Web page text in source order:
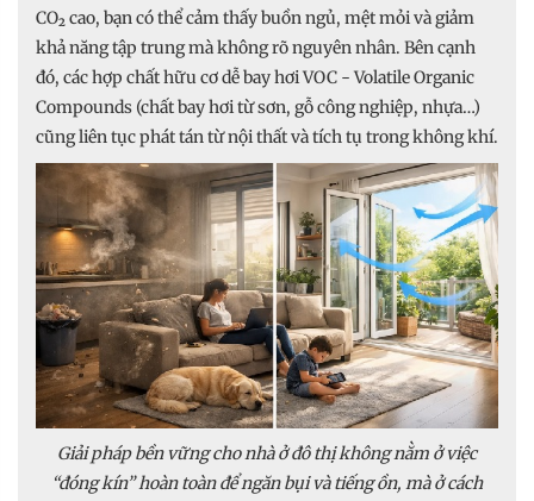
CO₂ cao, bạn có thể cảm thấy buồn ngủ, mệt mỏi và giảm
khả năng tập trung mà không rõ nguyên nhân. Bên cạnh
đó, các hợp chất hữu cơ dễ bay hơi VOC - Volatile Organic
Compounds (chất bay hơi từ sơn, gỗ công nghiệp, nhựa…)
cũng liên tục phát tán từ nội thất và tích tụ trong không khí.
Giải pháp bền vững cho nhà ở đô thị không nằm ở việc
“đóng kín” hoàn toàn để ngăn bụi và tiếng ồn, mà ở cách